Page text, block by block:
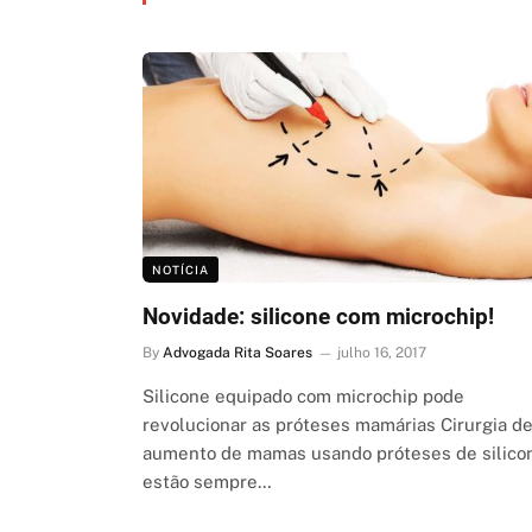
NOTÍCIA
Novidade: silicone com microchip!
By Advogada Rita Soares julho 16, 2017
Silicone equipado com microchip pode
revolucionar as próteses mamárias Cirurgia de
aumento de mamas usando próteses de
estão sempre…